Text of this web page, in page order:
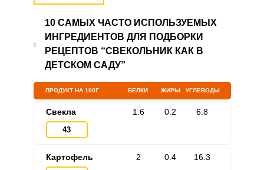
10 САМЫХ ЧАСТО ИСПОЛЬЗУЕМЫХ
ИНГРЕДИЕНТОВ ДЛЯ ПОДБОРКИ
РЕЦЕПТОВ “СВЕКОЛЬНИК КАК В
ДЕТСКОМ САДУ”
ПРОДУКТ НА 100Г БЕЛКИ ЖИРЫ УГЛЕВОДЫ
Свекла
43
1.6 0.2 6.8
Картофель 2 0.4 16.3
Запомнить меня
ВХОД